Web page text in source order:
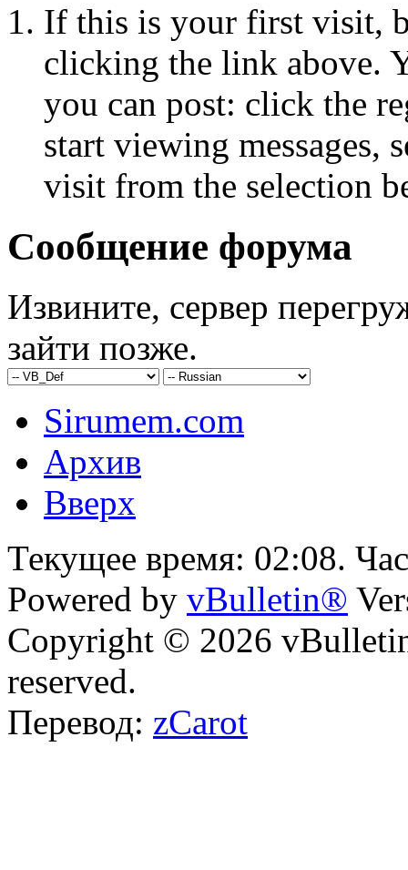
If this is your first visit,
clicking the link above.
you can post: click the
start viewing messages,
visit from the selection
Сообщение форума
Извините, сервер
зайти позже.
Sirumem.com
Архив
Вверх
Текущее время: 02:08.
Powered by vBulletin®
Copyright © 2026
reserved.
Перевод: zCarot